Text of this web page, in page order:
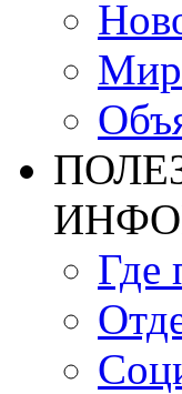
Где